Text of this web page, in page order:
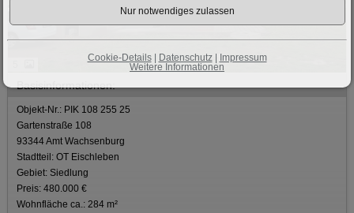
Basisinformationen:
Objekt-Nr.: PIK 108 255 25
Gartenstraße 108
93344 Amt Wachsenburg
Stadtteil: OT Eischleben
Gebiet: Siedlung
Preis: 480.000 €
Wohnfläche ca.: 284 m²
Cookie-Details| Datenschutz| Impressum
Weitere Informationen